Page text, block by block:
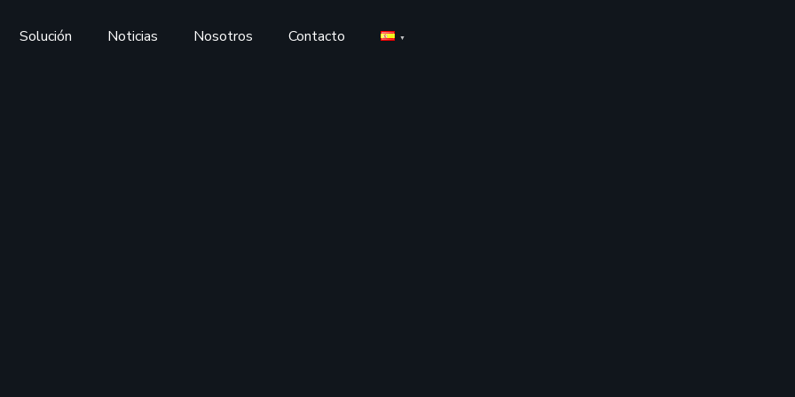
Solución Noticias Nosotros Contacto